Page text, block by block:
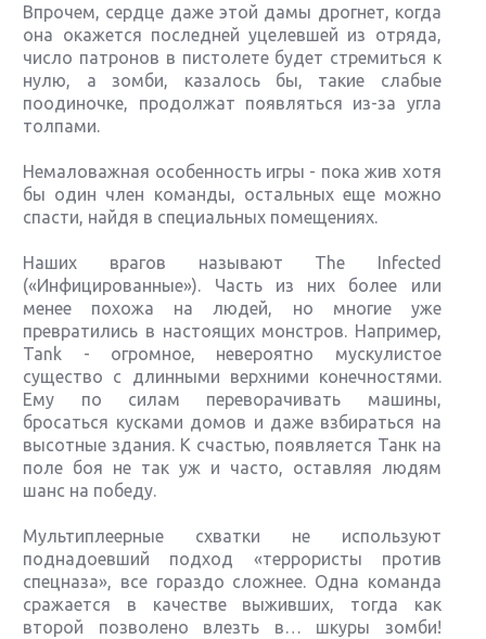
Впрочем, сердце даже этой дамы дрогнет, когда
она окажется последней уцелевшей из отряда,
число патронов в пистолете будет стремиться к
нулю, а зомби, казалось бы, такие слабые
поодиночке, продолжат появляться из-за угла
толпами.
Немаловажная особенность игры - пока жив хотя
бы один член команды, остальных еще можно
спасти, найдя в специальных помещениях.
Наших врагов называют The Infected
(«Инфицированные»). Часть из них более или
менее похожа на людей, но многие уже
превратились в настоящих монстров. Например,
Tank - огромное, невероятно мускулистое
существо с длинными верхними конечностями.
Ему по силам переворачивать машины,
бросаться кусками домов и даже взбираться на
высотные здания. К счастью, появляется Танк на
поле боя не так уж и часто, оставляя людям
шанс на победу.
Мультиплеерные схватки не используют
поднадоевший подход «террористы против
спецназа», все гораздо сложнее. Одна команда
сражается в качестве выживших, тогда как
второй позволено влезть в… шкуры зомби!